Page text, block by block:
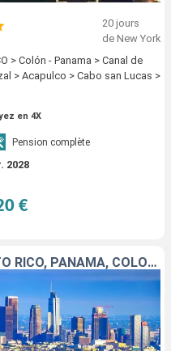
20 jours
de New York
> Colón - Panama > Canal de
> Acapulco > Cabo san Lucas >
en 4X
Pension complète
2028
€
MEXIQUE, GUATEMALA, PORTO RICO, PANAMA, COLOMBIE, JAMAÏQUE, BAHAMAS, ÉTATS-UNIS